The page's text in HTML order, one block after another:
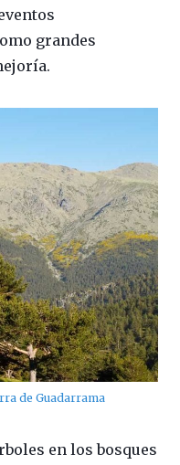
grandes
de Guadarrama
en los bosques